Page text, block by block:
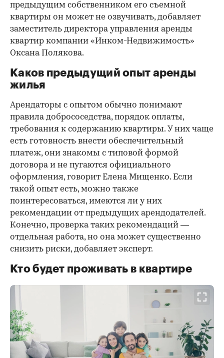
предыдущим собственником его съемной
квартиры он может не озвучивать, добавляет
заместитель директора управления аренды
квартир компании «Инком-Недвижимость»
Оксана Полякова.
Каков предыдущий опыт аренды
жилья
Арендаторы с опытом обычно понимают
правила добрососедства, порядок оплаты,
требования к содержанию квартиры. У них чаще
есть готовность внести обеспечительный
платеж, они знакомы с типовой формой
договора и не пугаются официального
оформления, говорит Елена Мищенко. Если
такой опыт есть, можно также
поинтересоваться, имеются ли у них
рекомендации от предыдущих арендодателей.
Конечно, проверка таких рекомендаций —
отдельная работа, но она может существенно
снизить риски, добавляет эксперт.
Кто будет проживать в квартире